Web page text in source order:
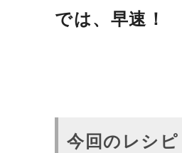
では、早速！
今回のレシピ